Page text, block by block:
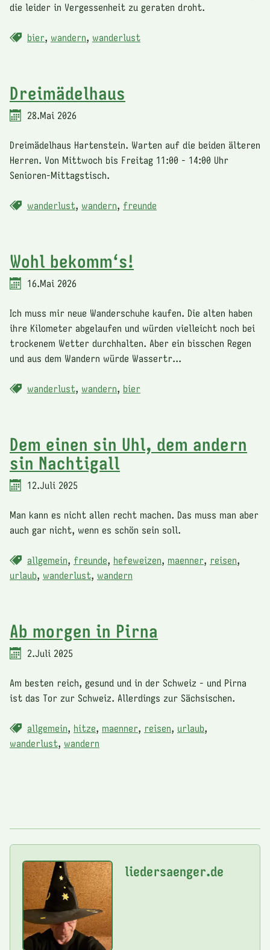
die leider in Vergessenheit zu geraten droht.
bier, wandern, wanderlust
Dreimädelhaus
28.Mai 2026
Dreimädelhaus Hartenstein. Warten auf die beiden älteren
Herren. Von Mittwoch bis Freitag 11:00 - 14:00 Uhr
Senioren-Mittagstisch.
wanderlust, wandern, freunde
Wohl bekomm‘s!
16.Mai 2026
Ich muss mir neue Wanderschuhe kaufen. Die alten haben
ihre Kilometer abgelaufen und würden vielleicht noch bei
trockenem Wetter durchhalten. Aber ein bisschen Regen
und aus dem Wandern würde Wassertr...
wanderlust, wandern, bier
Dem einen sin Uhl, dem andern
sin Nachtigall
12.Juli 2025
Man kann es nicht allen recht machen. Das muss man aber
auch gar nicht, wenn es schön sein soll.
allgemein, freunde, hefeweizen, maenner, reisen,
urlaub, wanderlust, wandern
Ab morgen in Pirna
2.Juli 2025
Am besten reich, gesund und in der Schweiz - und Pirna
ist das Tor zur Schweiz. Allerdings zur Sächsischen.
allgemein, hitze, maenner, reisen, urlaub,
wanderlust, wandern
liedersaenger.de